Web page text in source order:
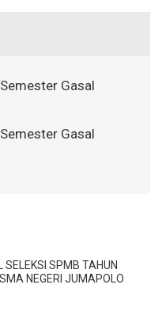
Gasal
Gasal
SELEKSI SPMB TAHUN
NEGERI JUMAPOLO